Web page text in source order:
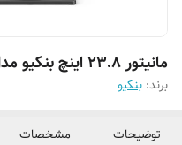
مانیتور 23.8 اینچ بنکیو مدل GW2491 سایز 23.8 اینچ
برند: بنکیو
توضیحات مشخصات